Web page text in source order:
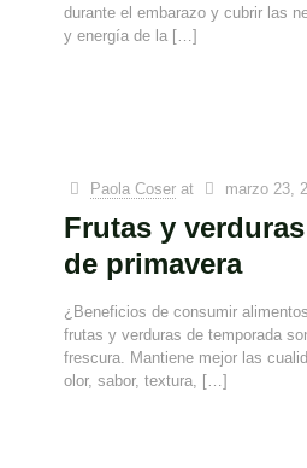
durante el embarazo y cubrir las
y energía de la […]
Paola Coser at marzo 23,
Frutas y
de primavera
¿Beneficios de consumir
frutas y verduras de temporada
frescura. Mantiene mejor las
olor, sabor, textura, […]